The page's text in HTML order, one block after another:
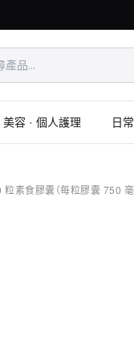
美容 · 個人護理 日
素食膠囊（每粒膠囊 750 毫